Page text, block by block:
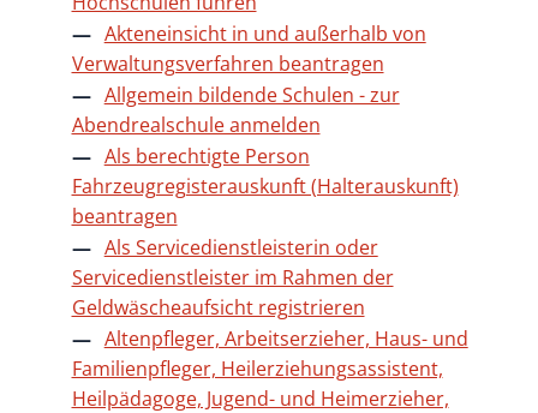
Akteneinsicht in und außerhalb von
Verwaltungsverfahren beantragen
Allgemein bildende Schulen - zur
Abendrealschule anmelden
Als berechtigte Person
Fahrzeugregisterauskunft (Halterauskunft)
beantragen
Als Servicedienstleisterin oder
Servicedienstleister im Rahmen der
Geldwäscheaufsicht registrieren
Altenpfleger, Arbeitserzieher, Haus- und
Familienpfleger, Heilerziehungsassistent,
Heilpädagoge, Jugend- und Heimerzieher,